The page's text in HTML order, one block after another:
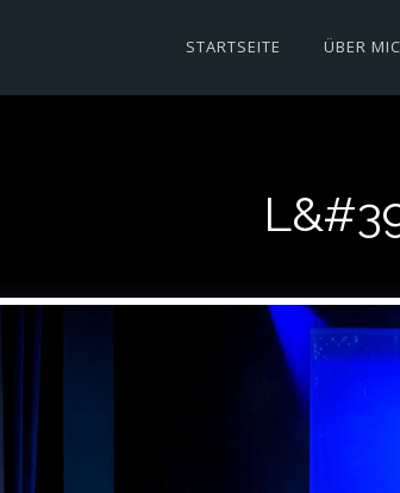
STARTSEITE ÜBER